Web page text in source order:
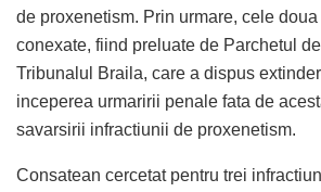
de proxenetism. Prin urmare, cele
conexate, fiind preluate de Parchetul
Tribunalul Braila, care a dispus
inceperea urmaririi penale fata de
savarsirii infractiunii de proxenetism.
Consatean cercetat pentru trei